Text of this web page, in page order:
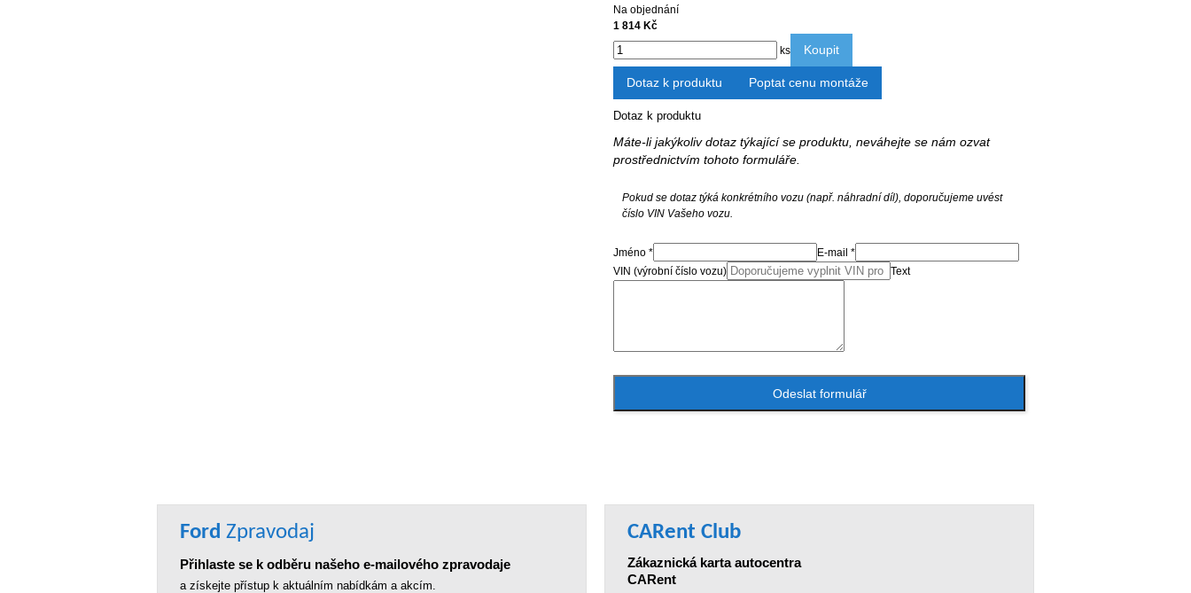
Na objednání
1 814 Kč
ks
Koupit
Dotaz k produktu Poptat cenu montáže
Dotaz k produktu
Máte-li jakýkoliv dotaz týkající se produktu, neváhejte se nám ozvat
prostřednictvím tohoto formuláře.
Pokud se dotaz týká konkrétního vozu (např. náhradní díl), doporučujeme uvést
číslo VIN Vašeho vozu.
Jméno *
E-mail *
VIN (výrobní číslo vozu)
Text
Odeslat formulář
Ford Zpravodaj
Přihlaste se k odběru našeho e-mailového zpravodaje
a získejte přístup k aktuálním nabídkám a akcím.
CARent Club
Zákaznická karta autocentra
CARent